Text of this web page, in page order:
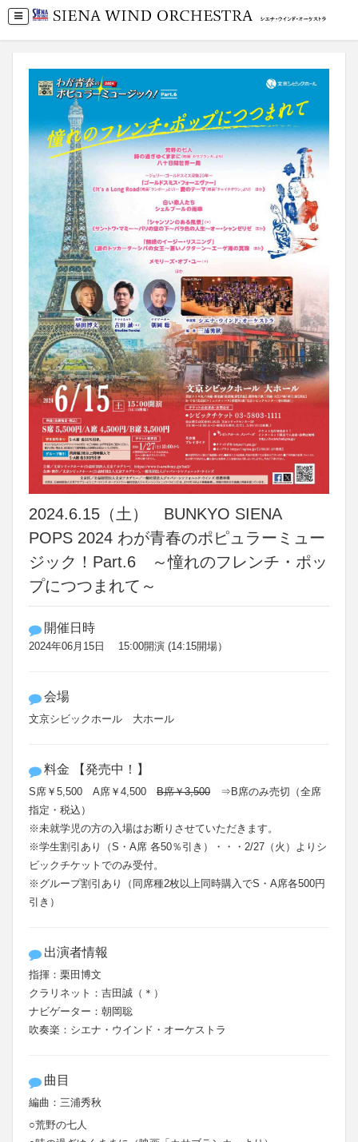
2024.6.15（土） BUNKYO SIENA
POPS 2024 わが青春のポピュラーミュー
ジック！Part.6 ～憧れのフレンチ・ポッ
プにつつまれて～
開催日時
2024年06月15日 15:00開演 (14:15開場）
会場
文京シビックホール 大ホール
料金 【発売中！】
S席￥5,500 A席￥4,500 B席￥3,500 ⇒B席のみ売切（全席
指定・税込）
※未就学児の方の入場はお断りさせていただきます。
※学生割引あり（S・A席 各50％引き）・・・2/27（火）よりシ
ビックチケットでのみ受付。
※グループ割引あり（同席種2枚以上同時購入でS・A席各500円
引き）
出演者情報
指揮：栗田博文
クラリネット：吉田誠（＊）
ナビゲーター：朝岡聡
吹奏楽：シエナ・ウインド・オーケストラ
曲目
編曲：三浦秀秋
○荒野の七人